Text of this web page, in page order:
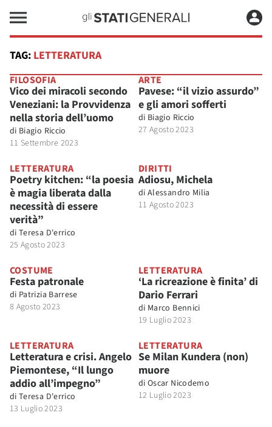
TAG: LETTERATURA
FILOSOFIA
Vico dei miracoli secondo
Veneziani: la Provvidenza
nella storia dell’uomo
di Biagio Riccio
11 Settembre 2023
ARTE
Pavese: “il vizio assurdo”
e gli amori sofferti
di Biagio Riccio
27 Agosto 2023
LETTERATURA
Poetry kitchen: “la poesia
è magia liberata dalla
necessità di essere
verità”
di Teresa D'errico
25 Agosto 2023
DIRITTI
Adiosu, Michela
di Alessandro Milia
11 Agosto 2023
COSTUME
Festa patronale
di Patrizia Barrese
8 Agosto 2023
LETTERATURA
‘La ricreazione è finita’ di
Dario Ferrari
di Marco Bennici
19 Luglio 2023
LETTERATURA
Letteratura e crisi. Angelo
Piemontese, “Il lungo
addio all’impegno”
di Teresa D'errico
13 Luglio 2023
LETTERATURA
Se Milan Kundera (non)
muore
di Oscar Nicodemo
12 Luglio 2023